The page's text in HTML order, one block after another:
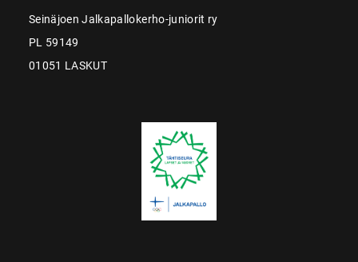
Seinäjoen Jalkapallokerho-juniorit ry
PL 59149
01051 LASKUT